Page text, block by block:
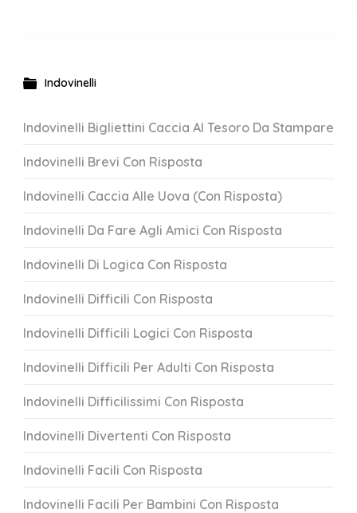
Indovinelli
Indovinelli Bigliettini Caccia Al Tesoro Da Stampare
Indovinelli Brevi Con Risposta
Indovinelli Caccia Alle Uova (Con Risposta)
Indovinelli Da Fare Agli Amici Con Risposta
Indovinelli Di Logica Con Risposta
Indovinelli Difficili Con Risposta
Indovinelli Difficili Logici Con Risposta
Indovinelli Difficili Per Adulti Con Risposta
Indovinelli Difficilissimi Con Risposta
Indovinelli Divertenti Con Risposta
Indovinelli Facili Con Risposta
Indovinelli Facili Per Bambini Con Risposta